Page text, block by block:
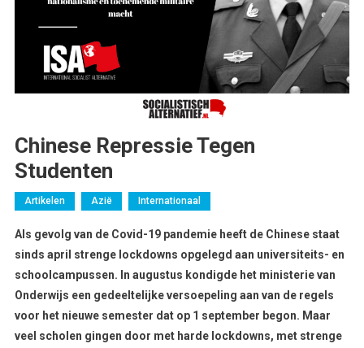
Chinese Repressie Tegen
Studenten
Artikelen Azië Internationaal
Als gevolg van de Covid-19 pandemie heeft de Chinese staat
sinds april strenge lockdowns opgelegd aan universiteits- en
schoolcampussen. In augustus kondigde het ministerie van
Onderwijs een gedeeltelijke versoepeling aan van de regels
voor het nieuwe semester dat op 1 september begon. Maar
veel scholen gingen door met harde lockdowns, met strenge